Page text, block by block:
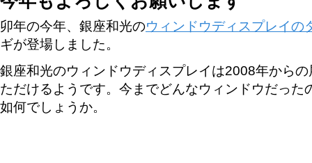
卯年の今年、銀座和光のウィンドウディスプレイの
ギが登場しました。
銀座和光のウィンドウディスプレイは2008年からの
ただけるようです。今までどんなウィンドウだった
如何でしょうか。